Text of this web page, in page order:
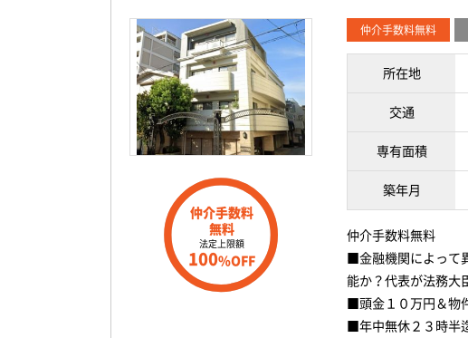
仲介手数料
無料
法定上限額
100%OFF
仲介手数料無料
所在地
交通
専有面積
築年月
仲介手数料無料
■金融機関によって
能か？代表が法務大
■頭金１０万円＆物
■年中無休２３時半